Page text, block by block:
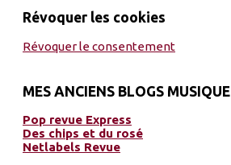
Révoquer les cookies
Révoquer le consentement
MES ANCIENS BLOGS MUSIQUE
Pop revue Express
Des chips et du rosé
Netlabels Revue